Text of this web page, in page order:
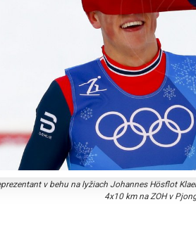
v behu na lyžiach Johannes Hösflot
4x10 km na ZOH v